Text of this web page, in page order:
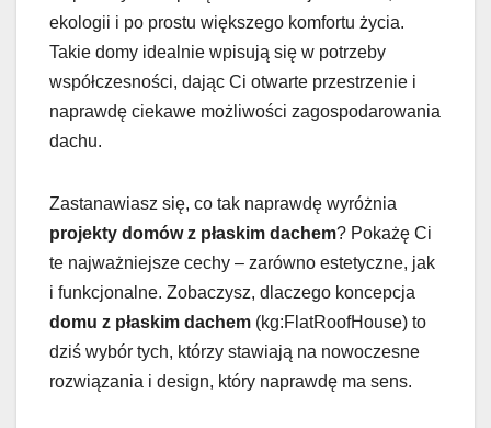
ekologii i po prostu większego komfortu życia.
Takie domy idealnie wpisują się w potrzeby
współczesności, dając Ci otwarte przestrzenie i
naprawdę ciekawe możliwości zagospodarowania
dachu.
Zastanawiasz się, co tak naprawdę wyróżnia
projekty domów z płaskim dachem? Pokażę Ci
te najważniejsze cechy – zarówno estetyczne, jak
i funkcjonalne. Zobaczysz, dlaczego koncepcja
domu z płaskim dachem (kg:FlatRoofHouse) to
dziś wybór tych, którzy stawiają na nowoczesne
rozwiązania i design, który naprawdę ma sens.